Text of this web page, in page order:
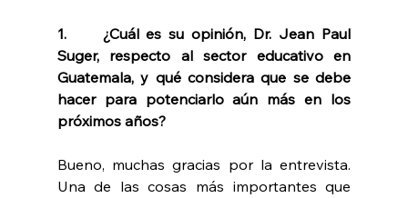
1.     ¿Cuál es su opinión, Dr. Jean Paul
Suger, respecto al sector educativo en
Guatemala, y qué considera que se debe
hacer para potenciarlo aún más en los
próximos años?
Bueno, muchas gracias por la entrevista.
Una de las cosas más importantes que